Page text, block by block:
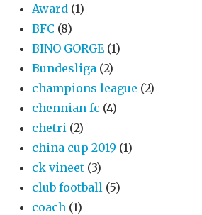
Award (1)
BFC (8)
BINO GORGE (1)
Bundesliga (2)
champions league (2)
chennian fc (4)
chetri (2)
china cup 2019 (1)
ck vineet (3)
club football (5)
coach (1)